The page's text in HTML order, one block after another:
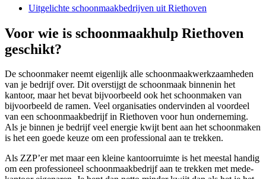
Uitgelichte schoonmaakbedrijven uit Riethoven
Voor wie is schoonmaakhulp Riethoven
geschikt?
De schoonmaker neemt eigenlijk alle schoonmaakwerkzaamheden
van je bedrijf over. Dit overstijgt de schoonmaak binnenin het
kantoor, maar het bevat bijvoorbeeld ook het schoonmaken van
bijvoorbeeld de ramen. Veel organisaties ondervinden al voordeel
van een schoonmaakbedrijf in Riethoven voor hun onderneming.
Als je binnen je bedrijf veel energie kwijt bent aan het schoonmaken
is het een goede keuze om een professional aan te trekken.
Als ZZP’er met maar een kleine kantoorruimte is het meestal handig
om een professioneel schoonmaakbedrijf aan te trekken met mede-